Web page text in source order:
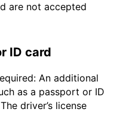
are not accepted
ID card
An additional
as a passport or ID
driver’s license